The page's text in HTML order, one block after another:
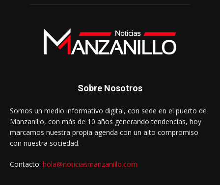
Sobre Nosotros
Somos un medio informativo digital, con sede en el puerto de
Manzanillo, con más de 10 años generando tendencias, hoy
marcamos nuestra propia agenda con un alto compromiso
con nuestra sociedad.
Contacto: hola@noticiasmanzanillo.com